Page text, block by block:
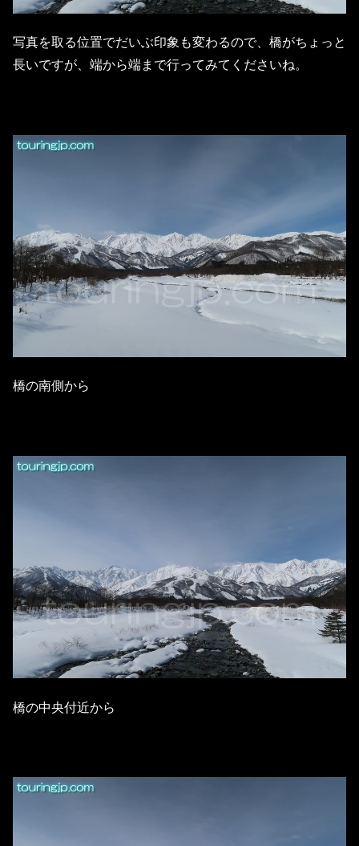
写真を取る位置でだいぶ印象も変わるので、橋がちょっと
長いですが、端から端まで行ってみてくださいね。
橋の南側から
橋の中央付近から